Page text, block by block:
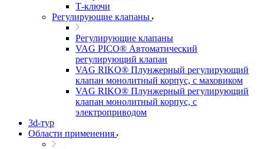
Т-ключи
Регулирующие клапаны
Регулирующие клапаны
VAG PICO® Автоматический
регулирующий клапан
VAG RIKO® Плунжерный регулирующий
клапан монолитный корпус, с маховиком
VAG RIKO® Плунжерный регулирующий
клапан монолитный корпус, с
электроприводом
3d-тур
Области применения